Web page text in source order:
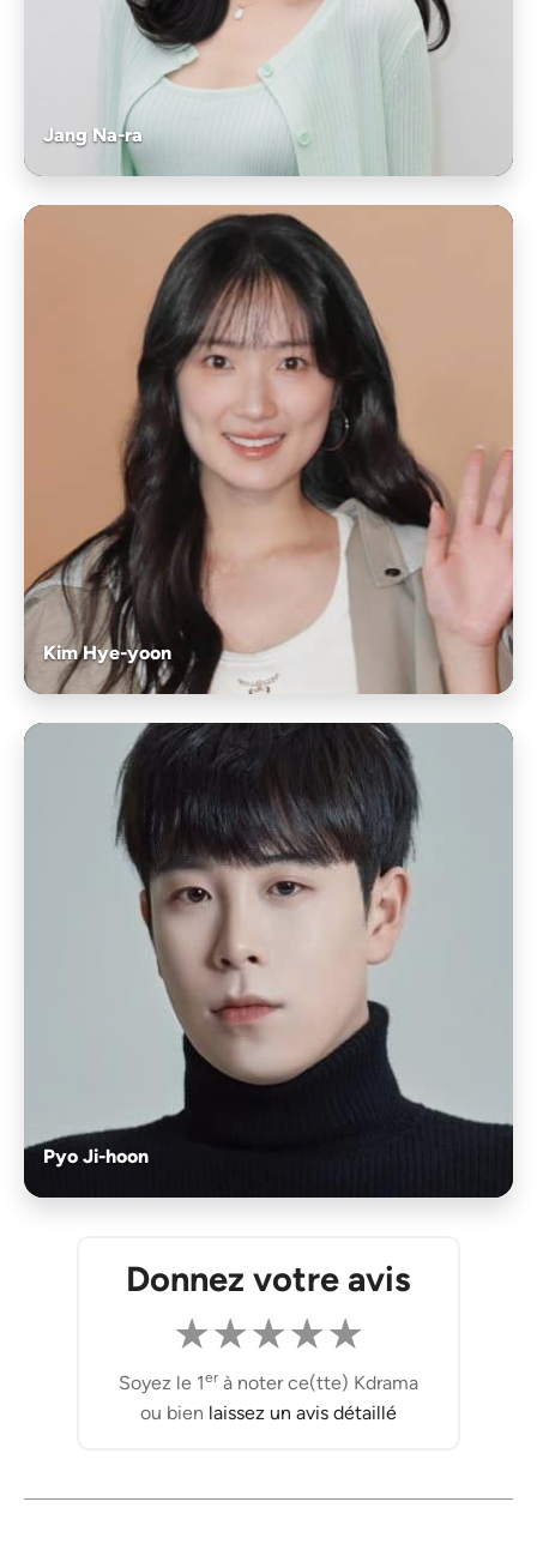
Jang Na-ra
Kim Hye-yoon
Pyo Ji-hoon
Donnez votre avis
★★★★★
Soyez le 1er à noter ce(tte) Kdrama
ou bien laissez un avis détaillé